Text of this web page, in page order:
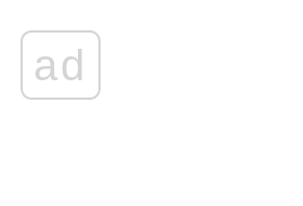
ad